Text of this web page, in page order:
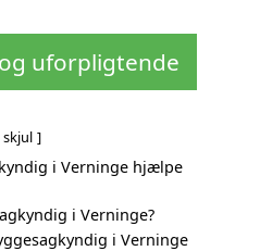
uforpligtende
skjul
i Verninge hjælpe
i Verninge?
i Verninge